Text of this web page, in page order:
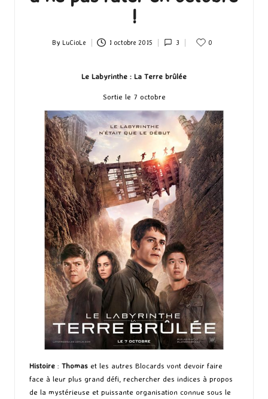
!
Posted
By LuCioLe 1 octobre 2015 3 0
Le Labyrinthe : La Terre brûlée
Sortie le 7 octobre
Histoire : Thomas et les autres Blocards vont devoir faire
face à leur plus grand défi, rechercher des indices à propos
de la mystérieuse et puissante organisation connue sous le